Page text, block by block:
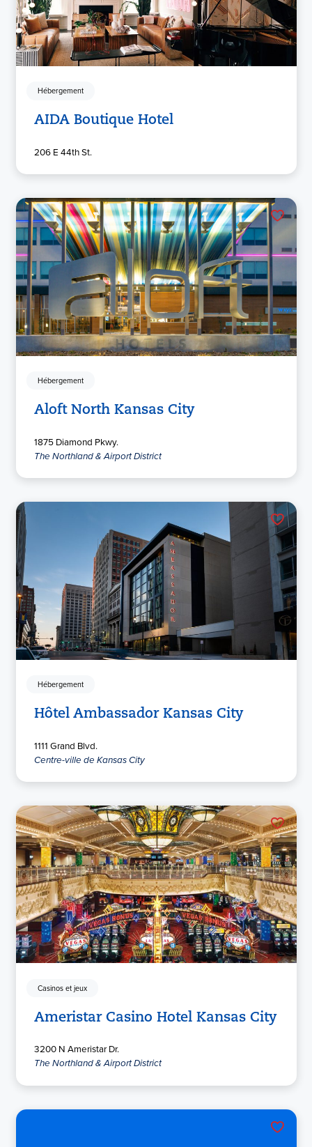
Hébergement
AIDA Boutique Hotel
206 E 44th St.
Hébergement
Aloft North Kansas City
1875 Diamond Pkwy.
The Northland & Airport District
Hébergement
Hôtel Ambassador Kansas City
1111 Grand Blvd.
Centre-ville de Kansas City
Casinos et jeux
Ameristar Casino Hotel Kansas City
3200 N Ameristar Dr.
The Northland & Airport District